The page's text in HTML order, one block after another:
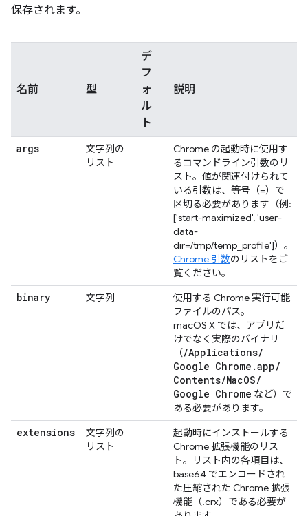
保存されます。
名前 型
デ
フ
ォ
ル
ト
説明
args
文字列の
リスト
Chrome の起動時に使用す
るコマンドライン引数のリ
スト。値が関連付けられて
いる引数は、等号（=）で
区切る必要があります（例:
['start-maximized', 'user-
data-
dir=/tmp/temp_profile']）。
Chrome 引数のリストをご
覧ください。
binary 文字列
使用する Chrome 実行可能
ファイルのパス。
macOS X では、アプリだ
けでなく実際のバイナリ
（/Applications/
Google Chrome .app/
Contents/MacOS/
Google Chrome など）で
ある必要があります。
extensions
文字列の
リスト
起動時にインストールする
Chrome 拡張機能のリス
ト。リスト内の各項目は、
base64 でエンコードされ
た圧縮された Chrome 拡張
機能（.crx）である必要が